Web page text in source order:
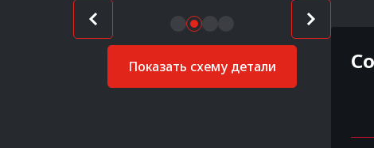
Показать схему детали